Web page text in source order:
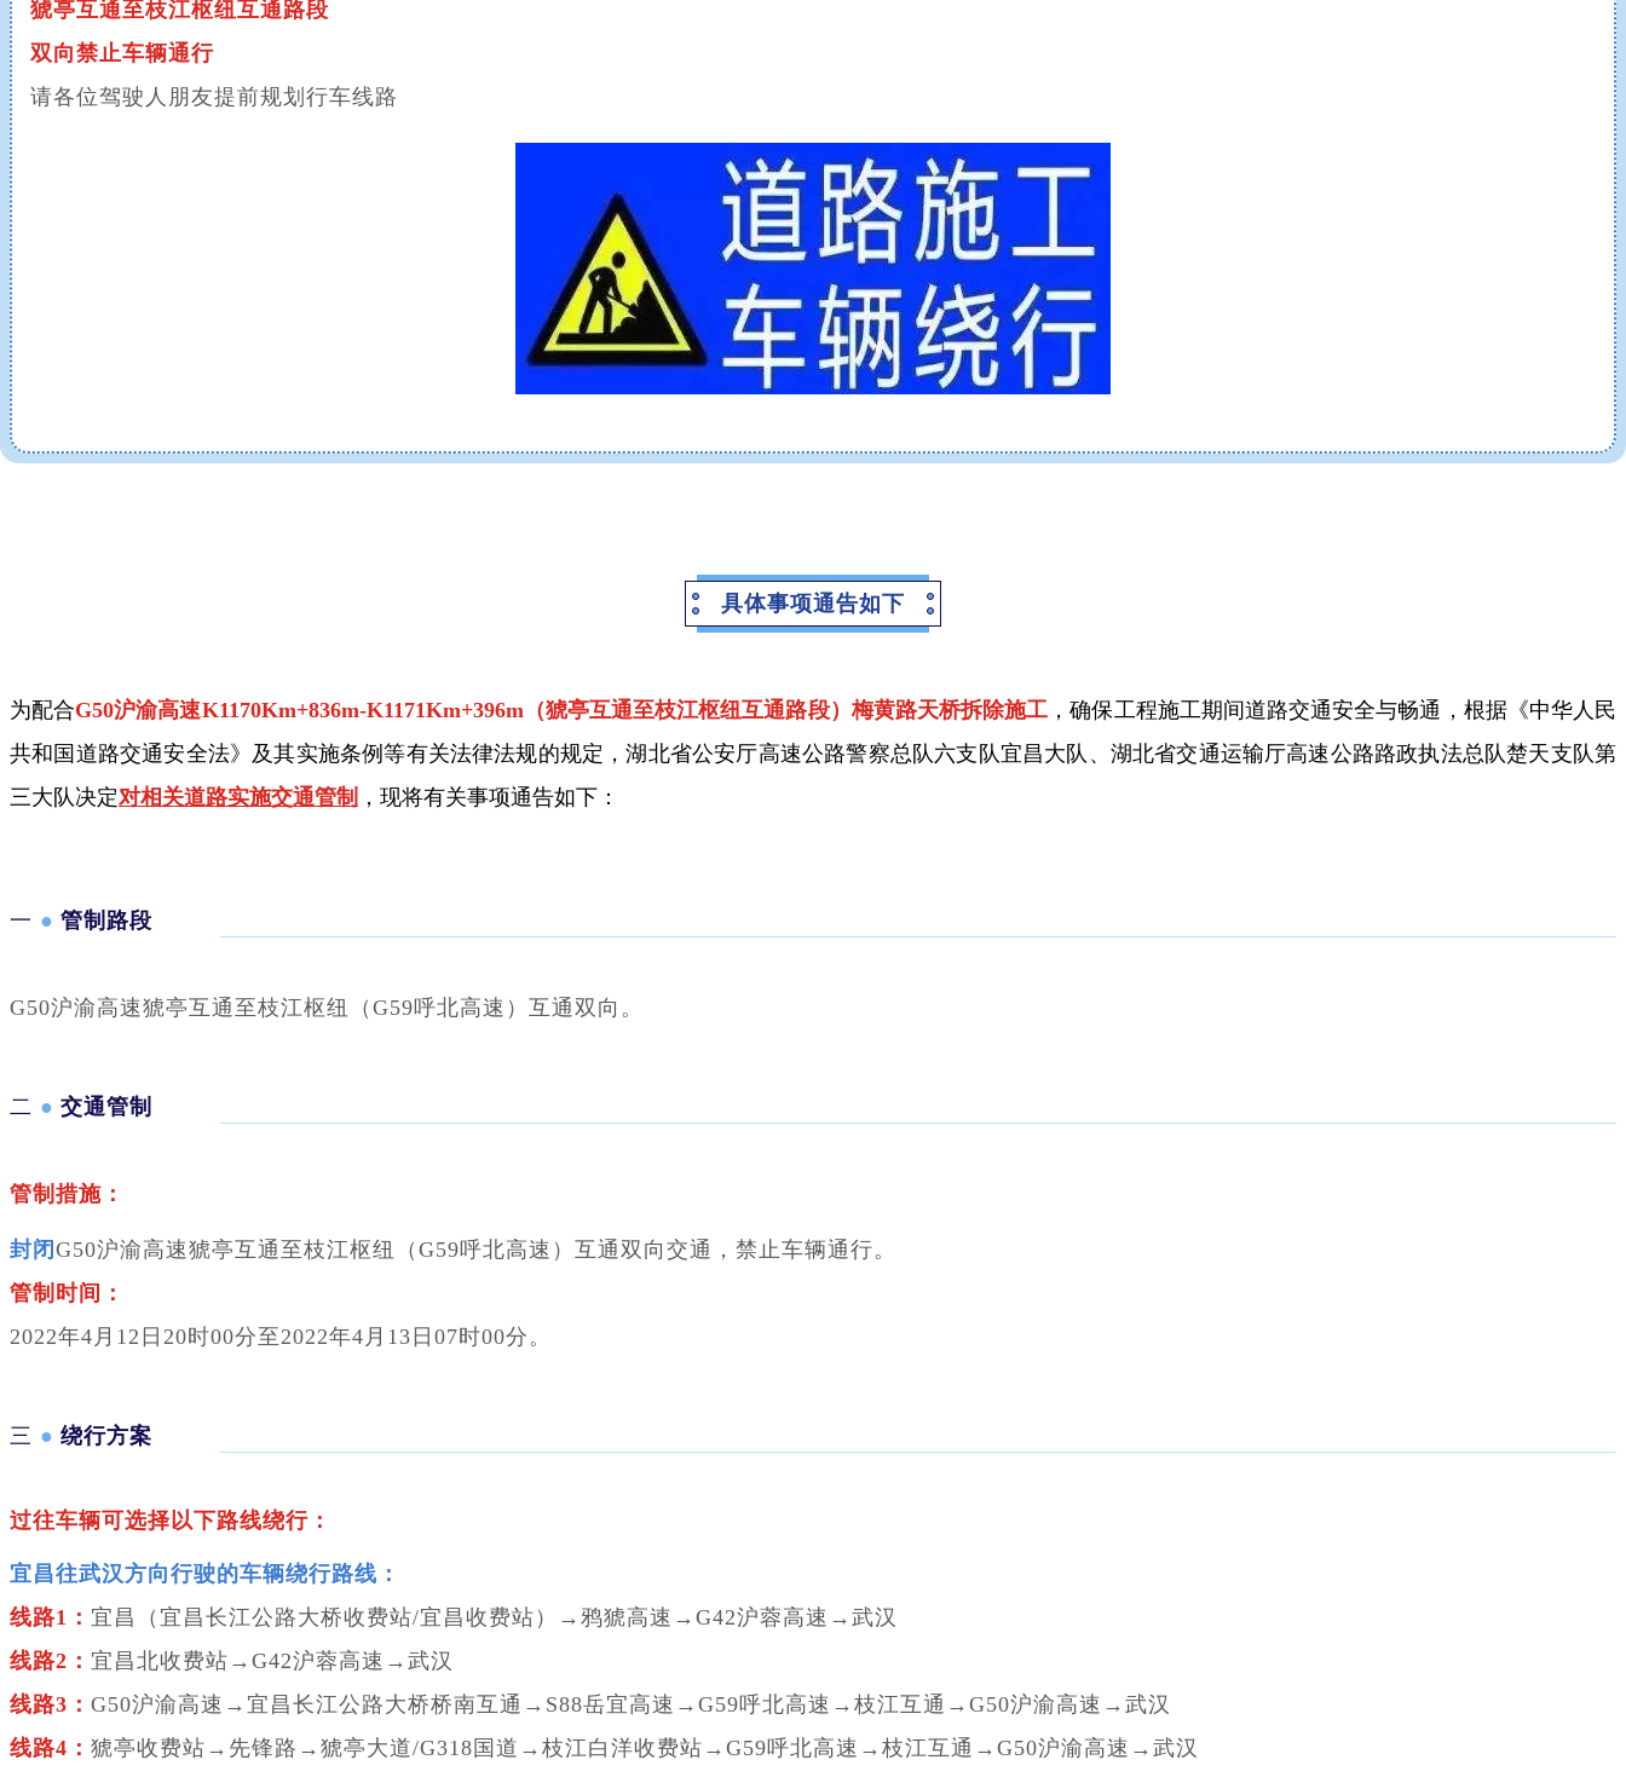
猇亭互通至枝江枢纽互通路段
双向禁止车辆通行
请各位驾驶人朋友提前规划行车线路
具体事项通告如下
为配合G50沪渝高速K1170Km+836m-K1171Km+396m（猇亭互通至枝江枢纽互通路段）梅黄路天桥拆除施工 ，确保工程施工期间道路交通安全与畅通，根据《中华人民
共和国道路交通安全法》及其实施条例等有关法律法规的规定，湖北省公安厅高速公路警察总队六支队宜昌大队、湖北省交通运输厅高速公路路政执法总队楚天支队第
三大队决定对相关道路实施交通管制 ，现将有关事项通告如下：
一 ● 管制路段
G50沪渝高速猇亭互通至枝江枢纽（G59呼北高速）互通双向。
二 ● 交通管制
管制措施：
封闭 G50沪渝高速猇亭互通至枝江枢纽（G59呼北高速）互通双向交通，禁止车辆通行。
管制时间：
2022年4月12日20时00分至2022年4月13日07时00分。
三 ● 绕行方案
过往车辆可选择以下路线绕行：
宜昌往武汉方向行驶的车辆绕行路线：
线路1： 宜昌（宜昌长江公路大桥收费站/宜昌收费站）→鸦猇高速→G42沪蓉高速→武汉
线路2： 宜昌北收费站→G42沪蓉高速→武汉
线路3： G50沪渝高速→宜昌长江公路大桥桥南互通→S88岳宜高速→G59呼北高速→枝江互通→G50沪渝高速→武汉
线路4： 猇亭收费站→先锋路→猇亭大道/G318国道→枝江白洋收费站→G59呼北高速→枝江互通→G50沪渝高速→武汉